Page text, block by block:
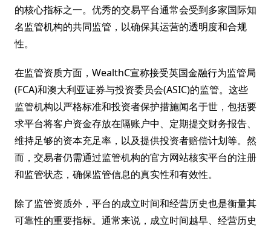
的核心指标之一。优秀的交易平台通常会受到多家国际知
名监管机构的共同监管，以确保其运营的透明度和合规
性。
在监管资质方面，WealthC宣称接受英国金融行为监管局
(FCA)和澳大利亚证券与投资委员会(ASIC)的监管。这些
监管机构以严格标准和投资者保护措施闻名于世，包括要
求平台将客户资金存放在隔账户中、定期提交财务报告、
维持足够的资本充足率，以及提供投资者赔偿计划等。然
而，交易者仍需通过监管机构的官方网站核实平台的注册
和监管状态，确保监管信息的真实性和有效性。
除了监管资质外，平台的成立时间和经营历史也是衡量其
可靠性的重要指标。通常来说，成立时间越早、经营历史